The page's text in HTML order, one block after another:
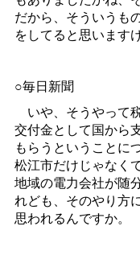
だから、そういうも
をしてると思います
○毎日新聞
いや、そうやって
交付金として国から
もらうということに
松江市だけじゃなく
地域の電力会社が随
れども、そのやり方
思われるんですか。